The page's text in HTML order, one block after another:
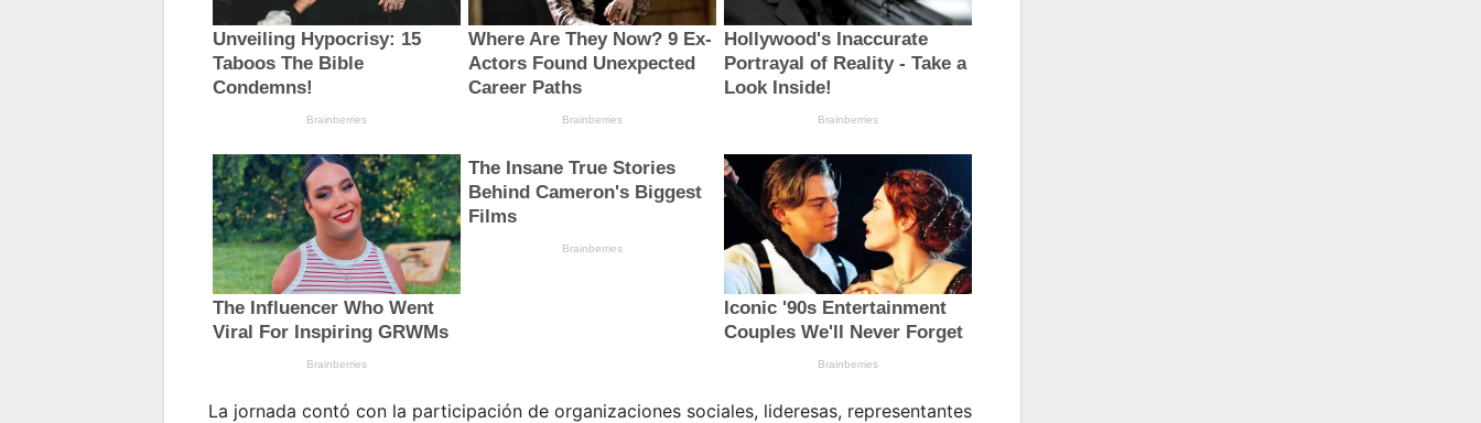
La jornada contó con la participación de organizaciones sociales, lideresas, representantes